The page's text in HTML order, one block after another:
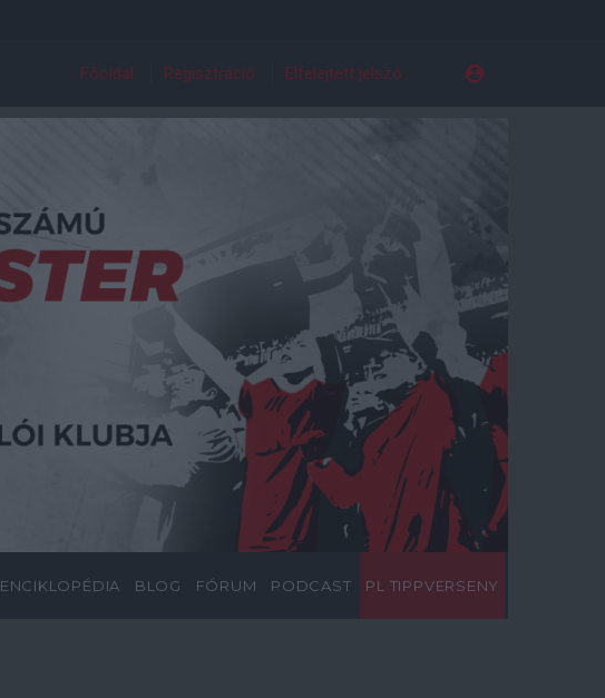
Főoldal Regisztráció Elfelejtett jelszó
ENCIKLOPÉDIA BLOG FÓRUM PODCAST PL TIPPVERSENY